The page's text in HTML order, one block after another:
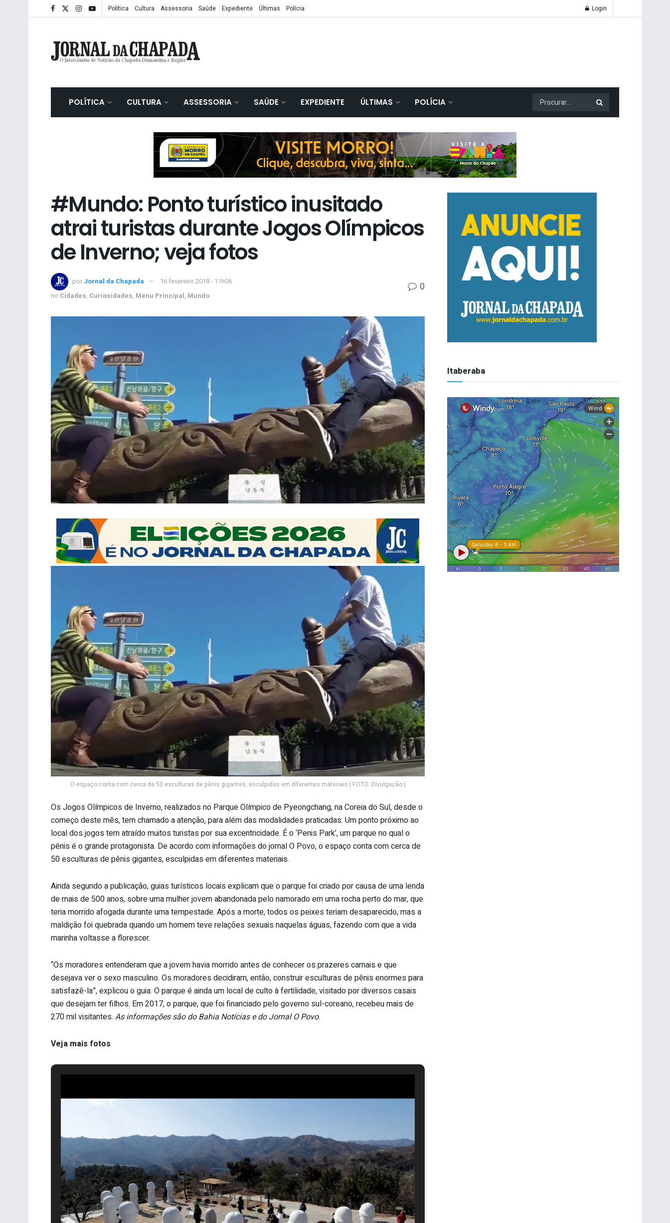
Política Cultura Assessoria Saúde Expediente Últimas Polícia Login
POLÍTICA CULTURA ASSESSORIA SAÚDE EXPEDIENTE ÚLTIMAS POLÍCIA
#Mundo: Ponto turístico inusitado
atrai turistas durante Jogos Olímpicos
de Inverno; veja fotos
por Jornal da Chapada
16 fevereiro 2018 - 11h06
no Cidades, Curiosidades, Menu Principal, Mundo
0
O espaço conta com cerca de 50 esculturas de pênis gigantes, esculpidas em diferentes materiais | FOTO: Divulgação |
Os Jogos Olímpicos de Inverno, realizados no Parque Olímpico de Pyeongchang, na Coreia do Sul, desde o
começo deste mês, tem chamado a atenção, para além das modalidades praticadas. Um ponto próximo ao
local dos jogos tem atraído muitos turistas por sua excentricidade. É o ‘Penis Park’, um parque no qual o
pênis é o grande protagonista. De acordo com informações do jornal O Povo, o espaço conta com cerca de
50 esculturas de pênis gigantes, esculpidas em diferentes materiais.
Ainda segundo a publicação, guias turísticos locais explicam que o parque foi criado por causa de uma lenda
de mais de 500 anos, sobre uma mulher jovem abandonada pelo namorado em uma rocha perto do mar, que
teria morrido afogada durante uma tempestade. Após a morte, todos os peixes teriam desaparecido, mas a
maldição foi quebrada quando um homem teve relações sexuais naquelas águas, fazendo com que a vida
marinha voltasse a florescer.
“Os moradores entenderam que a jovem havia morrido antes de conhecer os prazeres carnais e que
desejava ver o sexo masculino. Os moradores decidiram, então, construir esculturas de pênis enormes para
satisfazê-la”, explicou o guia. O parque é ainda um local de culto à fertilidade, visitado por diversos casais
que desejam ter filhos. Em 2017, o parque, que foi financiado pelo governo sul-coreano, recebeu mais de
270 mil visitantes. As informações são do Bahia Notícias e do Jornal O Povo.
Veja mais fotos
Itaberaba